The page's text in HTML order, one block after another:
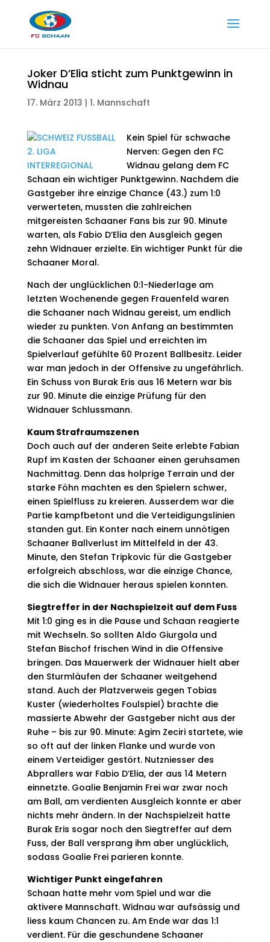
Joker D’Elia sticht zum Punktgewinn in
Widnau
17. März 2013 | 1. Mannschaft
Kein Spiel für schwache
Nerven: Gegen den FC
Widnau gelang dem FC
Schaan ein wichtiger Punktgewinn. Nachdem die
Gastgeber ihre einzige Chance (43.) zum 1:0
verwerteten, mussten die zahlreichen
mitgereisten Schaaner Fans bis zur 90. Minute
warten, als Fabio D’Elia den Ausgleich gegen
zehn Widnauer erzielte. Ein wichtiger Punkt für die
Schaaner Moral.
Nach der unglücklichen 0:1-Niederlage am
letzten Wochenende gegen Frauenfeld waren
die Schaaner nach Widnau gereist, um endlich
wieder zu punkten. Von Anfang an bestimmten
die Schaaner das Spiel und erreichten im
Spielverlauf gefühlte 60 Prozent Ballbesitz. Leider
war man jedoch in der Offensive zu ungefährlich.
Ein Schuss von Burak Eris aus 16 Metern war bis
zur 90. Minute die einzige Prüfung für den
Widnauer Schlussmann.
Kaum Strafraumszenen
Doch auch auf der anderen Seite erlebte Fabian
Rupf im Kasten der Schaaner einen geruhsamen
Nachmittag. Denn das holprige Terrain und der
starke Föhn machten es den Spielern schwer,
einen Spielfluss zu kreieren. Ausserdem war die
Partie kampfbetont und die Verteidigungslinien
standen gut. Ein Konter nach einem unnötigen
Schaaner Ballverlust im Mittelfeld in der 43.
Minute, den Stefan Tripkovic für die Gastgeber
erfolgreich abschloss, war die einzige Chance,
die sich die Widnauer heraus spielen konnten.
Siegtreffer in der Nachspielzeit auf dem Fuss
Mit 1:0 ging es in die Pause und Schaan reagierte
mit Wechseln. So sollten Aldo Giurgola und
Stefan Bischof frischen Wind in die Offensive
bringen. Das Mauerwerk der Widnauer hielt aber
den Sturmläufen der Schaaner weitgehend
stand. Auch der Platzverweis gegen Tobias
Kuster (wiederholtes Foulspiel) brachte die
massierte Abwehr der Gastgeber nicht aus der
Ruhe – bis zur 90. Minute: Agim Zeciri startete, wie
so oft auf der linken Flanke und wurde von
einem Verteidiger gestört. Nutzniesser des
Abprallers war Fabio D’Elia, der aus 14 Metern
einnetzte. Goalie Benjamin Frei war zwar noch
am Ball, am verdienten Ausgleich konnte er aber
nichts mehr ändern. In der Nachspielzeit hatte
Burak Eris sogar noch den Siegtreffer auf dem
Fuss, der Ball versprang ihm aber unglücklich,
sodass Goalie Frei parieren konnte.
Wichtiger Punkt eingefahren
Schaan hatte mehr vom Spiel und war die
aktivere Mannschaft. Widnau war aufsässig und
liess kaum Chancen zu. Am Ende war das 1:1
verdient. Für die geschundene Schaaner